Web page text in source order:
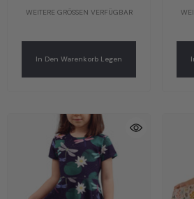
Walkiddy
WEITERE GRÖSSEN VERFÜGBAR
In Den Warenkorb Legen